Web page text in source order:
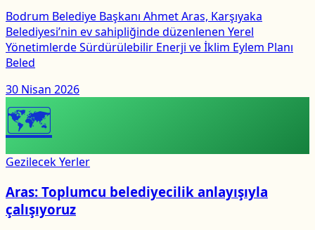
Bodrum Belediye Başkanı Ahmet Aras, Karşıyaka
Belediyesi’nin ev sahipliğinde düzenlenen Yerel
Yönetimlerde Sürdürülebilir Enerji ve İklim Eylem Planı
Beled
30 Nisan 2026
🗺
Gezilecek Yerler
Aras: Toplumcu belediyecilik anlayışıyla
çalışıyoruz